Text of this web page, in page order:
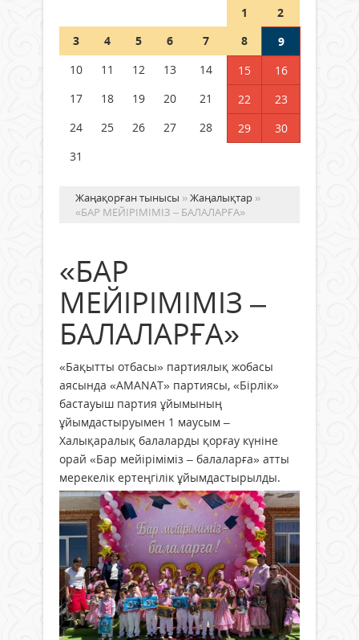
Шетелде жүрген Қазақстан
азаматтары қалай дауыс бере
1
2
3
4 5 6 7 8
9
10
11 12 13 14 15
16
17
18 19 20 21 22
23
24
25 26 27 28 29
30
31
Жаңақорған тынысы »Жаңалықтар »
«БАР МЕЙІРІМІМІЗ – БАЛАЛАРҒА»
«БАР
МЕЙІРІМІМІЗ –
БАЛАЛАРҒА»
«Бақытты отбасы» партиялық жобасы
аясында «AMANAT» партиясы, «Бірлік»
бастауыш партия ұйымының
ұйымдастыруымен 1 маусым –
Халықаралық балаларды қорғау күніне
орай «Бар мейіріміміз – балаларға» атты
мерекелік ертеңгілік ұйымдастырылды.